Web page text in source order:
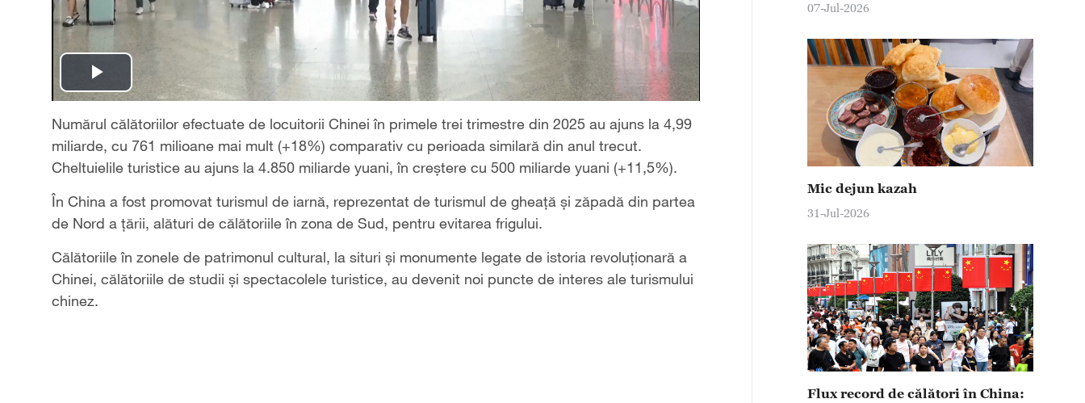
Play
Video
Numărul călătoriilor efectuate de locuitorii Chinei în primele trei trimestre din 2025 au ajuns la 4,99
miliarde, cu 761 milioane mai mult (+18%) comparativ cu perioada similară din anul trecut.
Cheltuielile turistice au ajuns la 4.850 miliarde yuani, în creștere cu 500 miliarde yuani (+11,5%).
În China a fost promovat turismul de iarnă, reprezentat de turismul de gheață și zăpadă din partea
de Nord a țării, alături de călătoriile în zona de Sud, pentru evitarea frigului.
Călătoriile în zonele de patrimonul cultural, la situri și monumente legate de istoria revoluționară a
Chinei, călătoriile de studii și spectacolele turistice, au devenit noi puncte de interes ale turismului
chinez.
07-Jul-2026
Mic dejun kazah
31-Jul-2026
Flux record de călători în China: